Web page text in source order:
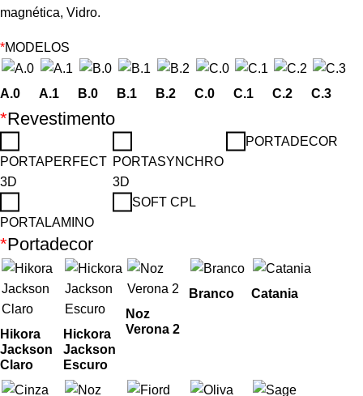
magnética, Vidro.
*MODELOS
A.0 A.1 B.0 B.1 B.2 C.0 C.1 C.2 C.3
*Revestimento
PORTAPERFECT
3D
PORTASYNCHRO
3D
PORTADECOR
PORTALAMINO
SOFT CPL
*Portadecor
Hikora
Jackson
Claro
Hickora
Jackson
Escuro
Noz
Verona 2
Branco Catania